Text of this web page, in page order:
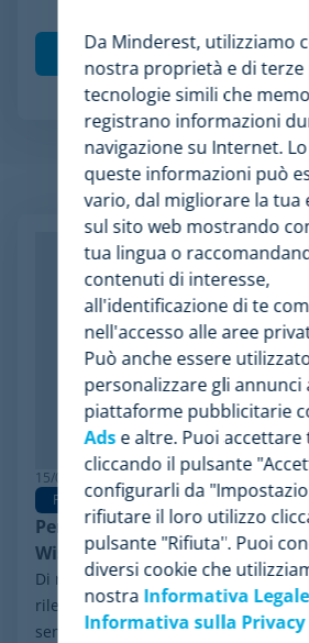
Articoli
15/06/2026
Pricing Software
Perché Minderest è la migliore
Wiser per la pricing intelligence
Di recente, ha fatto notizia nel
rilevante: il processo di
sensi del Chapter 11 avviato da
Da Minderest, utilizziamo
nostra proprietà e di
tecnologie simili che
registrano informazioni
navigazione su Internet.
queste informazioni può
vario, dal migliorare la tua
sul sito web mostrando
tua lingua o
contenuti di interesse,
all'identificazione di te
nell'accesso alle aree
Può anche essere
personalizzare gli
piattaforme pubblicitarie
Adse altre. Puoi accettare
cliccando il pulsante
configurarli da
rifiutare il loro utilizzo
pulsante "Rifiuta". Puoi
diversi cookie che
nostra Informativa
Informativa sulla Privacy